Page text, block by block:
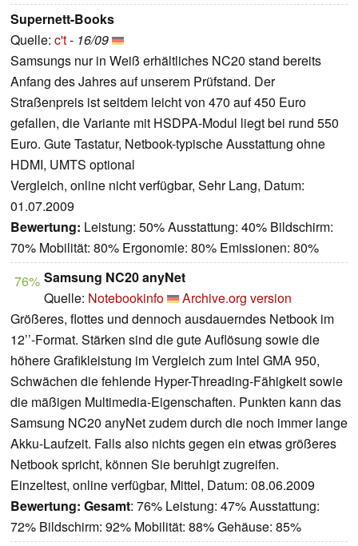
Supernett-Books
Quelle: c't- 16/09
Samsungs nur in Weiß erhältliches NC20 stand bereits
Anfang des Jahres auf unserem Prüfstand. Der
Straßenpreis ist seitdem leicht von 470 auf 450 Euro
gefallen, die Variante mit HSDPA-Modul liegt bei rund 550
Euro. Gute Tastatur, Netbook-typische Ausstattung ohne
HDMI, UMTS optional
Vergleich, online nicht verfügbar, Sehr Lang, Datum:
01.07.2009
Bewertung: Leistung: 50% Ausstattung: 40% Bildschirm:
70% Mobilität: 80% Ergonomie: 80% Emissionen: 80%
76% Samsung NC20 anyNet
Quelle: Notebookinfo
Archive.org version
Größeres, flottes und dennoch ausdauerndes Netbook im
12’’-Format. Stärken sind die gute Auflösung sowie die
höhere Grafikleistung im Vergleich zum Intel GMA 950,
Schwächen die fehlende Hyper-Threading-Fähigkeit sowie
die mäßigen Multimedia-Eigenschaften. Punkten kann das
Samsung NC20 anyNet zudem durch die noch immer lange
Akku-Laufzeit. Falls also nichts gegen ein etwas größeres
Netbook spricht, können Sie beruhigt zugreifen.
Einzeltest, online verfügbar, Mittel, Datum: 08.06.2009
Bewertung: Gesamt: 76% Leistung: 47% Ausstattung:
72% Bildschirm: 92% Mobilität: 88% Gehäuse: 85%